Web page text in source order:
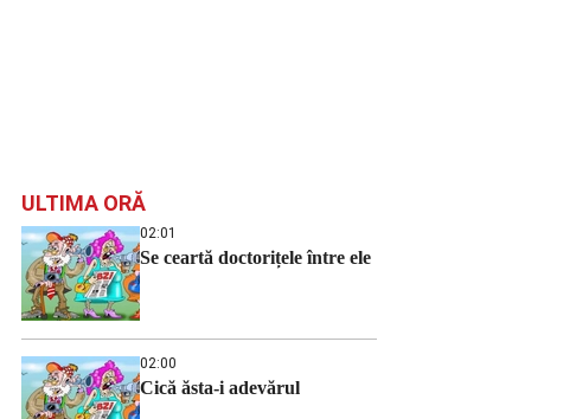
ULTIMA ORĂ
02:01
Se ceartă doctorițele între ele
02:00
Cică ăsta-i adevărul